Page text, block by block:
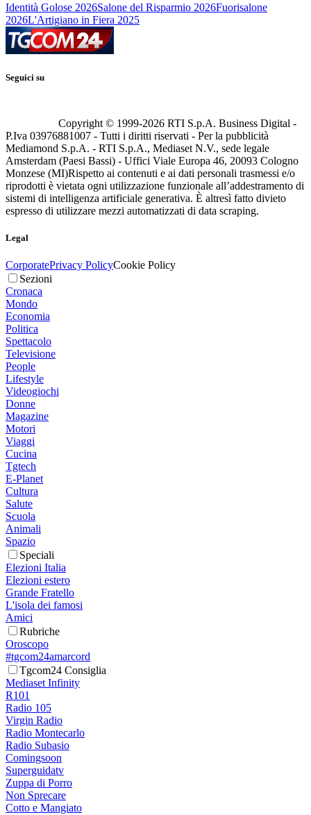
Identità Golose 2026Salone del Risparmio 2026Fuorisalone
2026L'Artigiano in Fiera 2025
Seguici su
Copyright © 1999-2026 RTI S.p.A. Business Digital -
P.Iva 03976881007 - Tutti i diritti riservati - Per la pubblicità
Mediamond S.p.A. - RTI S.p.A., Mediaset N.V., sede legale
Amsterdam (Paesi Bassi) - Uffici Viale Europa 46, 20093 Cologno
Monzese (MI)Rispetto ai contenuti e ai dati personali trasmessi e/o
riprodotti è vietata ogni utilizzazione funzionale all’addestramento di
sistemi di intelligenza artificiale generativa. È altresì fatto divieto
espresso di utilizzare mezzi automatizzati di data scraping.
Legal
CorporatePrivacy PolicyCookie Policy
Sezioni
Cronaca
Mondo
Economia
Politica
Spettacolo
Televisione
People
Lifestyle
Videogiochi
Donne
Magazine
Motori
Viaggi
Cucina
Tgtech
E-Planet
Cultura
Salute
Scuola
Animali
Spazio
Speciali
Elezioni Italia
Elezioni estero
Grande Fratello
L'isola dei famosi
Amici
Rubriche
Oroscopo
#tgcom24amarcord
Tgcom24 Consiglia
Mediaset Infinity
R101
Radio 105
Virgin Radio
Radio Montecarlo
Radio Subasio
Comingsoon
Superguidatv
Zuppa di Porro
Non Sprecare
Cotto e Mangiato